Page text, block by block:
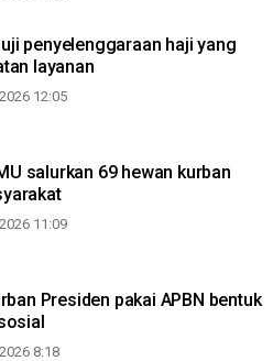
penyelenggaraan haji yang
layanan
12:05
salurkan 69 hewan kurban
11:09
Presiden pakai APBN bentuk
8:18